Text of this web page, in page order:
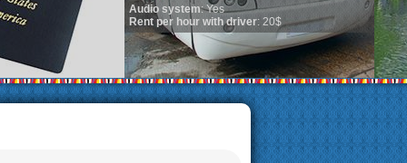
: Yes
with driver
: 20$